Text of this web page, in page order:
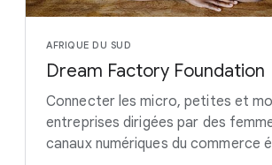
AFRIQUE DU SUD
Dream Factory Foundation
Connecter les micro, petites et
entreprises dirigées par des
canaux numériques du commerce